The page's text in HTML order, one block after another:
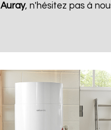
Auray, n'hésitez pas à